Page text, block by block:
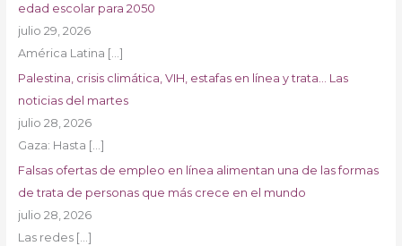
edad escolar para 2050
julio 29, 2026
América Latina […]
Palestina, crisis climática, VIH, estafas en línea y trata… Las
noticias del martes
julio 28, 2026
Gaza: Hasta […]
Falsas ofertas de empleo en línea alimentan una de las formas
de trata de personas que más crece en el mundo
julio 28, 2026
Las redes […]